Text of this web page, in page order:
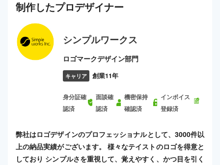
制作したプロデザイナー
シンプルワークス
ロゴマークデザイン部門
キャリア 創業11年
身分証確
認済
面談確
認済
機密保持
確認済
インボイス
登録済
弊社はロゴデザインのプロフェッショナルとして、3000件以
上の納品実績がございます。 様々なテイストのロゴを得意と
しており シンプルさを重視して、覚えやすく、かつ目を引く